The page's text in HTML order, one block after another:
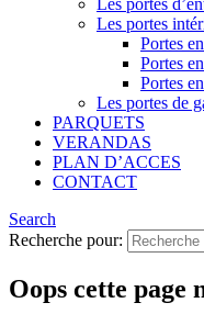
Les portes
Portes
Portes
Portes
Les portes de
PARQUETS
VERANDAS
PLAN D’ACCES
CONTACT
Search
Recherche pour:
Oops cette page